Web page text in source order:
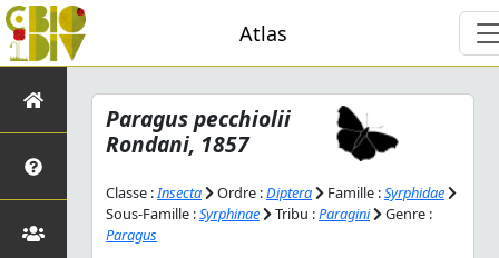
Atlas
Paragus pecchiolii
Rondani, 1857
Classe :Insecta Ordre :Diptera Famille :Syrphidae
Sous-Famille :Syrphinae Tribu :Paragini
Genre :
Paragus